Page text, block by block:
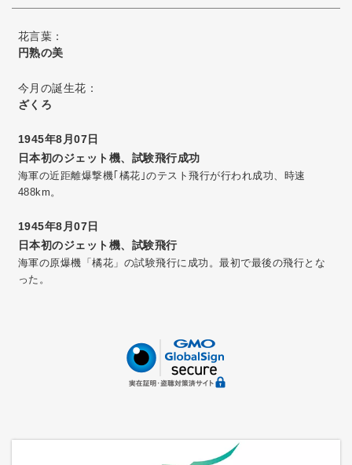
花言葉：
円熟の美
今月の誕生花：
ざくろ
1945年8月07日
日本初のジェット機、試験飛行成功
海軍の近距離爆撃機｢橘花｣のテスト飛行が行われ成功、時速
488km。
1945年8月07日
日本初のジェット機、試験飛行
海軍の原爆機「橘花」の試験飛行に成功。最初で最後の飛行とな
った。